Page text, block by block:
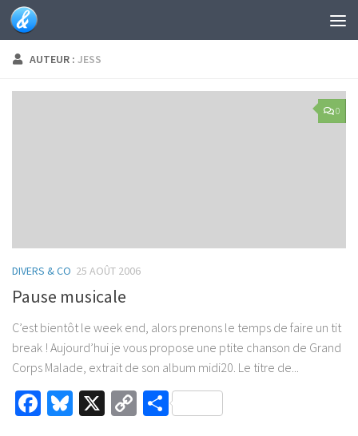
Skip to content
AUTEUR : JESS
0
DIVERS & CO 25 AOÛT 2006
Pause musicale
C’est bientôt le week end, alors prenons le temps de faire un tit
break ! Aujourd’hui je vous propose une ptite chanson de Grand
Corps Malade, extrait de son album midi20. Le titre de...
Facebook
Bluesky
X
CopyPartager